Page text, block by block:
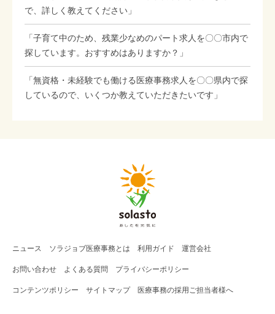
で、詳しく教えてください」
「子育て中のため、残業少なめのパート求人を〇〇市内で
探しています。おすすめはありますか？」
「無資格・未経験でも働ける医療事務求人を〇〇県内で探
しているので、いくつか教えていただきたいです」
ニュース ソラジョブ医療事務 とは 利用ガイド 運営会社
お問い合わせ よくある質問 プライバシーポリシー
コンテンツポリシー サイトマップ 医療事務の採用ご担当者様へ